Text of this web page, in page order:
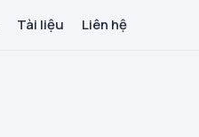
Tài liệu Liên hệ